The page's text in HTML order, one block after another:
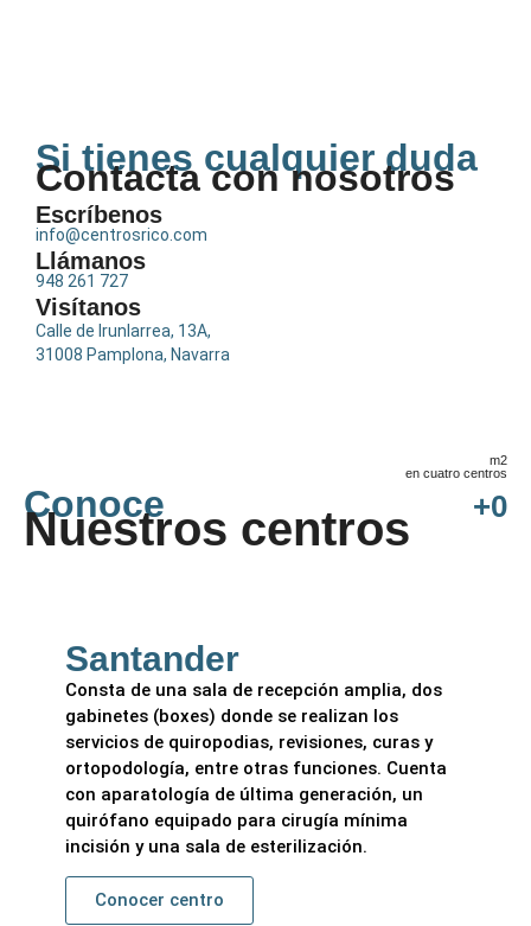
Si tienes cualquier duda
Contacta con nosotros
Escríbenos
info@centrosrico.com
Llámanos
948 261 727
Visítanos
Calle de Irunlarrea, 13A,
31008 Pamplona, Navarra
Conoce
Nuestros centros
m2
en cuatro centros
+0
Santander
Consta de una sala de recepción amplia, dos
gabinetes (boxes) donde se realizan los
servicios de quiropodias, revisiones, curas y
ortopodología, entre otras funciones. Cuenta
con aparatología de última generación, un
quirófano equipado para cirugía mínima
incisión y una sala de esterilización.
Conocer centro